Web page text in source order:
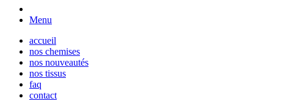
Menu
accueil
nos chemises
nos nouveautés
nos tissus
faq
contact